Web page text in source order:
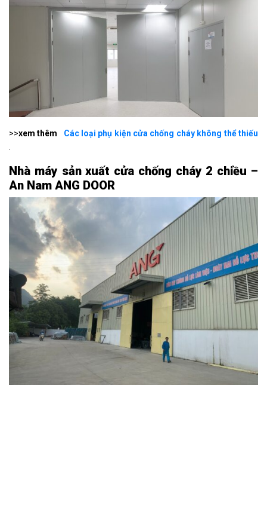
>>xem thêm
Các loại phụ kiện cửa chống cháy không thể thiếu
Nhà máy sản xuất cửa chống cháy 2 chiều –
An Nam ANG DOOR